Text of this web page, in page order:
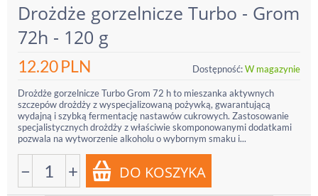
Drożdże gorzelnicze Turbo - Grom
72h - 120 g
12.20PLN Dostępność:W magazynie
Drożdże gorzelnicze Turbo Grom 72 h to mieszanka aktywnych
szczepów drożdży z wyspecjalizowaną pożywką, gwarantującą
wydajną i szybką fermentację nastawów cukrowych. Zastosowanie
specjalistycznych drożdży z właściwie skomponowanymi dodatkami
pozwala na wytworzenie alkoholu o wybornym smaku i...
− +